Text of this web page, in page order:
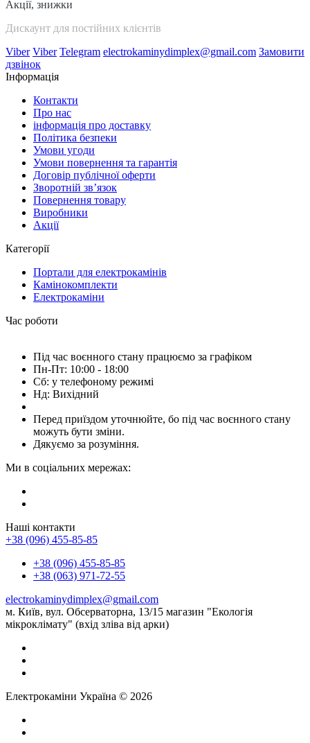
Акції, знижки
Дискаунт для постійних клієнтів
Viber Viber Telegram electrokaminydimplex@gmail.com Замовити
дзвінок
Інформація
Контакти
Про нас
інформація про доставку
Політика безпеки
Умови угоди
Умови повернення та гарантія
Договір публічної оферти
Зворотній зв’язок
Повернення товару
Виробники
Акції
Категорії
Портали для електрокамінів
Камінокомплекти
Електрокаміни
Час роботи
Під час воєнного стану працюємо за графіком
Пн-Пт: 10:00 - 18:00
Сб: у телефоному режимі
Нд: Вихідний
Перед приїздом уточнюйте, бо під час воєнного стану
можуть бути зміни.
Дякуємо за розуміння.
Ми в соціальних мережах:
Наші контакти
+38 (096) 455-85-85
+38 (096) 455-85-85
+38 (063) 971-72-55
electrokaminydimplex@gmail.com
м. Київ, вул. Обсерваторна, 13/15 магазин "Екологія
мікроклімату" (вхід зліва від арки)
Електрокаміни Україна © 2026